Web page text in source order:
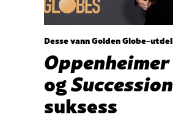
Desse vann Golden Globe-
Oppenheimer
ogSuccession
suksess